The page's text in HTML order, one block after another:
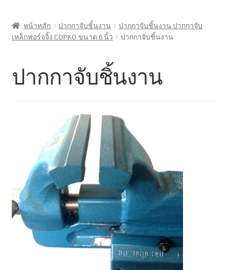
Cart
ติดต่อเรา
นโยบายการคืนเงิน
บทความ
บริการ
หน้าหลัก ปากกาจับชิ้นงาน
ปากกาจับชิ้นงาน ปากกาจับ
เหล็กฟอร์จจิ้ง COPKO ขนาด 6 นิ้ว
ปากกาจับชิ้นงาน
ปากกาจับชิ้นงาน